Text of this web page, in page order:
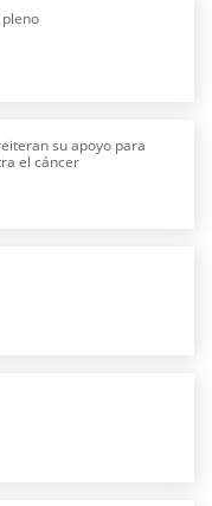
su apoyo para
el cáncer